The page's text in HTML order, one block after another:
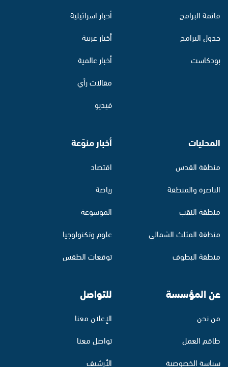
قائمة البرامج
جدول البرامج
بودكاست
أخبار اسرائيلية
أخبار عربية
أخبار عالمية
مقالات رأي
فيديو
المحليات
منطقة القدس
الناصرة والمنطقة
منطقة النقب
منطقة المثلث الشمالي
منطقة البطوف
أخبار منوّعة
اقتصاد
رياضة
الموسوعة
علوم وتكنولوجيا
توقعات الطقس
عن المؤسسة
من نحن
طاقم العمل
سياسة الخصوصية
للتواصل
الإعلان معنا
تواصل معنا
الأرشيف